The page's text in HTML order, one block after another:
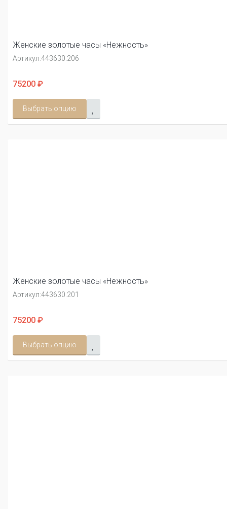
Женские золотые часы «Нежность»
Артикул:443630.206
75200 ₽
Выбрать опцию
Женские золотые часы «Нежность»
Артикул:443630.201
75200 ₽
Выбрать опцию